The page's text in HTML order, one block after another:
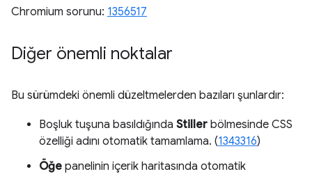
Chromium sorunu: 1356517
Diğer önemli noktalar
Bu sürümdeki önemli düzeltmelerden bazıları şunlardır:
Boşluk tuşuna basıldığında Stiller bölmesinde CSS
özelliği adını otomatik tamamlama. (1343316)
Öğe panelinin içerik haritasında otomatik